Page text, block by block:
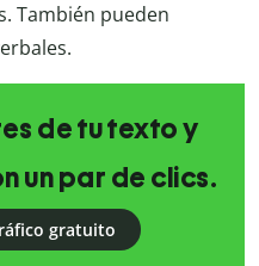
También pueden
de tu texto y
un par de clics.
gratuito